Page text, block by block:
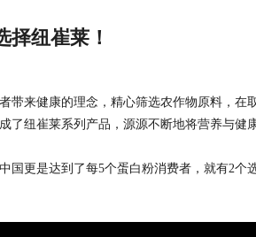
纽崔莱！
带来健康的理念，精心筛选农作物原料，在
了纽崔莱系列产品，源源不断地将营养与健
国更是达到了每5个蛋白粉消费者，就有2个